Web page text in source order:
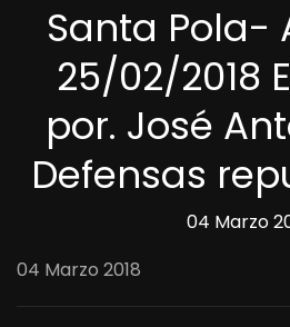
Santa Pola-
25/02/2018
por. José
Defensas
04 Marzo
04 Marzo 2018